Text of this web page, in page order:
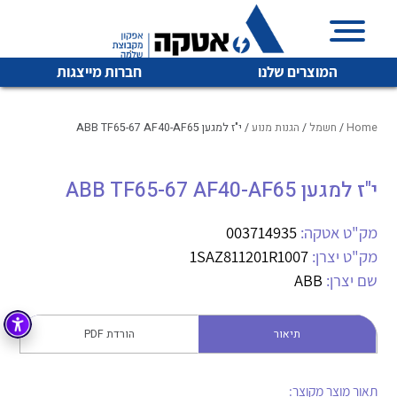
המוצרים שלנו חברות מייצגות
איכות | שרות | זמינות
והפצה של מוצרי
מיתוג, בקרה , ואינסטלציה חשמלית ופעילה ב7 תחומים:
חשמל
רובוטיקה ואוטומציה תעשייתית
לכל מוצרי היצרן
Home
/ חשמל / הגנות מנוע/ י"ז למגען ABB TF65-67 AF40-AF65
י"ז למגען ABB TF65-67 AF40-AF65
מק"ט אטקה: 003714935
מק"ט יצרן: 1SAZ811201R1007
שם יצרן: ABB
תיאור הורדת PDF
תאור מוצר מקוצר: